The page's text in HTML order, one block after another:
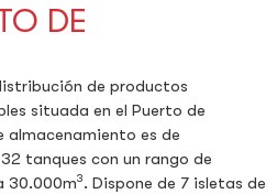
DE
de productos
situada en el Puerto de
almacenamiento es de
tanques con un rango de
30.000m3. Dispone de 7 isletas de